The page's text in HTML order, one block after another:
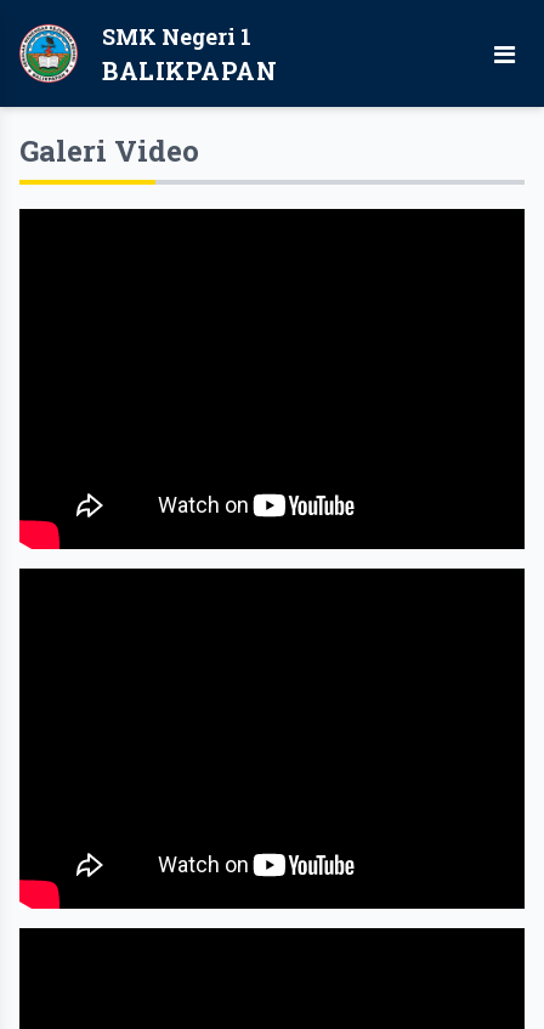
SMK Negeri 1
BALIKPAPAN
Galeri Video